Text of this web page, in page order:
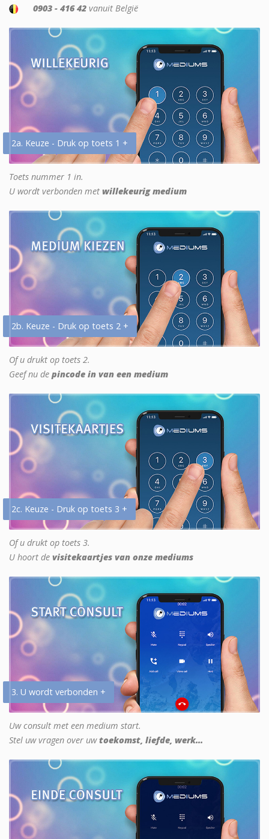
0903 - 416 42 vanuit België
2a. Keuze - Druk op toets 1 +
Toets nummer 1 in.
U wordt verbonden met willekeurig medium
2b. Keuze - Druk op toets 2 +
Of u drukt op toets 2.
Geef nu de pincode in van een medium
2c. Keuze - Druk op toets 3 +
Of u drukt op toets 3.
U hoort de visitekaartjes van onze mediums
3. U wordt verbonden +
Uw consult met een medium start.
Stel uw vragen over uwtoekomst, liefde, werk...